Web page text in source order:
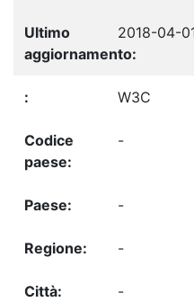
2018-04-
W3C
-
-
-
-